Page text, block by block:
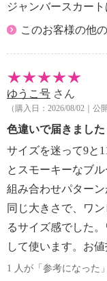
ジャンバースカート
このお客様の他
ゆうこ号 さん
（購入日：2026/08/02｜公
色違いで届きました
サイズを迷って9と
とスモーキーなブ
組み合わせパター
同じ大きさで、ワ
るサイズ感でした
して使います。お
1 人が「参考になった